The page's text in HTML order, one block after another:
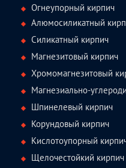
Огнеупорный кирпич
Алюмосиликатный
Силикатный кирпич
Магнезитовый кирпич
Хромомагнезитовый
Магнезиально-
Шпинелевый кирпич
Корундовый кирпич
Кислотоупорный
Щелочестойкий кирпич